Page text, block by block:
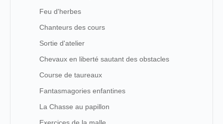
Feu d'herbes
Chanteurs des cours
Sortie d'atelier
Chevaux en liberté sautant des obstacles
Course de taureaux
Fantasmagories enfantines
La Chasse au papillon